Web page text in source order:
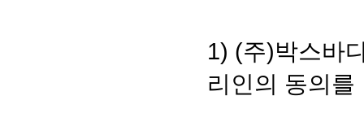
1) (주)박스바
리인의 동의를